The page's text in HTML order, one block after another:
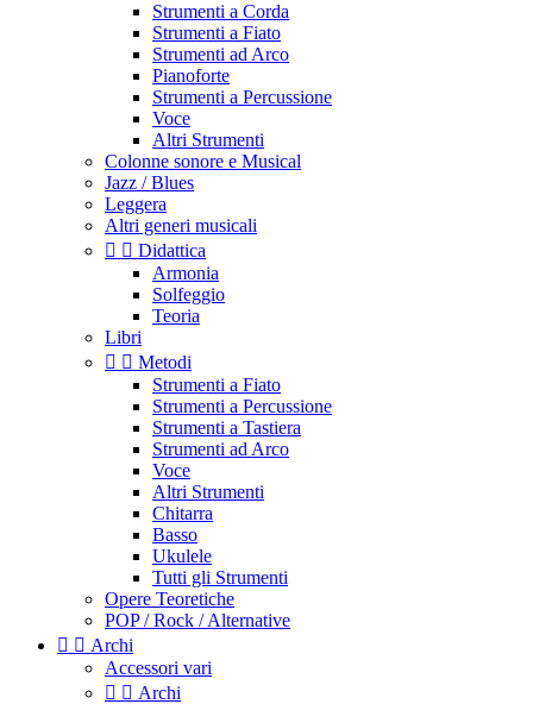
Strumenti a Corda
Strumenti a Fiato
Strumenti ad Arco
Pianoforte
Strumenti a Percussione
Voce
Altri Strumenti
Colonne sonore e Musical
Jazz / Blues
Leggera
Altri generi musicali
  Didattica
Armonia
Solfeggio
Teoria
Libri
  Metodi
Strumenti a Fiato
Strumenti a Percussione
Strumenti a Tastiera
Strumenti ad Arco
Voce
Altri Strumenti
Chitarra
Basso
Ukulele
Tutti gli Strumenti
Opere Teoretiche
POP / Rock / Alternative
  Archi
Accessori vari
  Archi